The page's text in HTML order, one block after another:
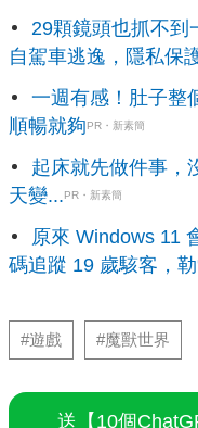
29顆鏡頭也抓不到
自駕車逃逸，隱私保
一週有感！肚子整
順暢就夠 PR・新素簡
起床就先做件事，
天變... PR・新素簡
原來 Windows 11
碼追蹤 19 歲駭客，
#遊戲 #魔獸世界
送【10個